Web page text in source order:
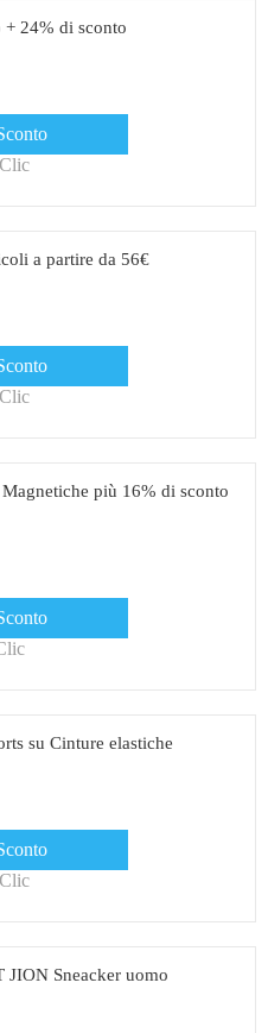
+ 24% di sconto
a partire da 56€
più 16% di sconto
su Cinture elastiche
Sneacker uomo